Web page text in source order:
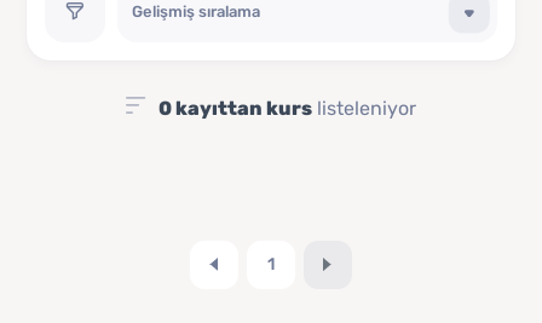
0 kayıttan kurs listeleniyor
1